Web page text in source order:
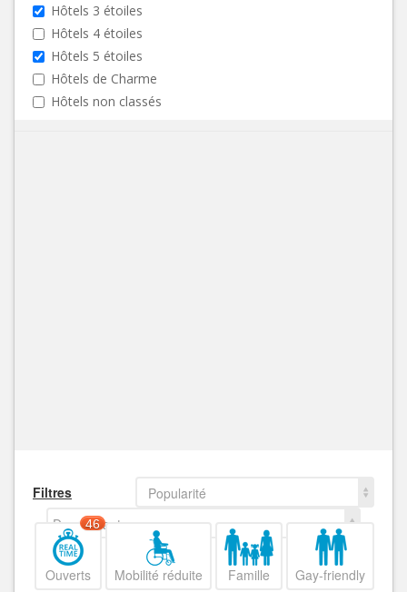
Hôtels 3 étoiles
Hôtels 4 étoiles
Hôtels 5 étoiles
Hôtels de Charme
Hôtels non classés
Filtres
Popularité
Decroissant
Ouverts
46
Mobilité réduite Famille Gay-friendly